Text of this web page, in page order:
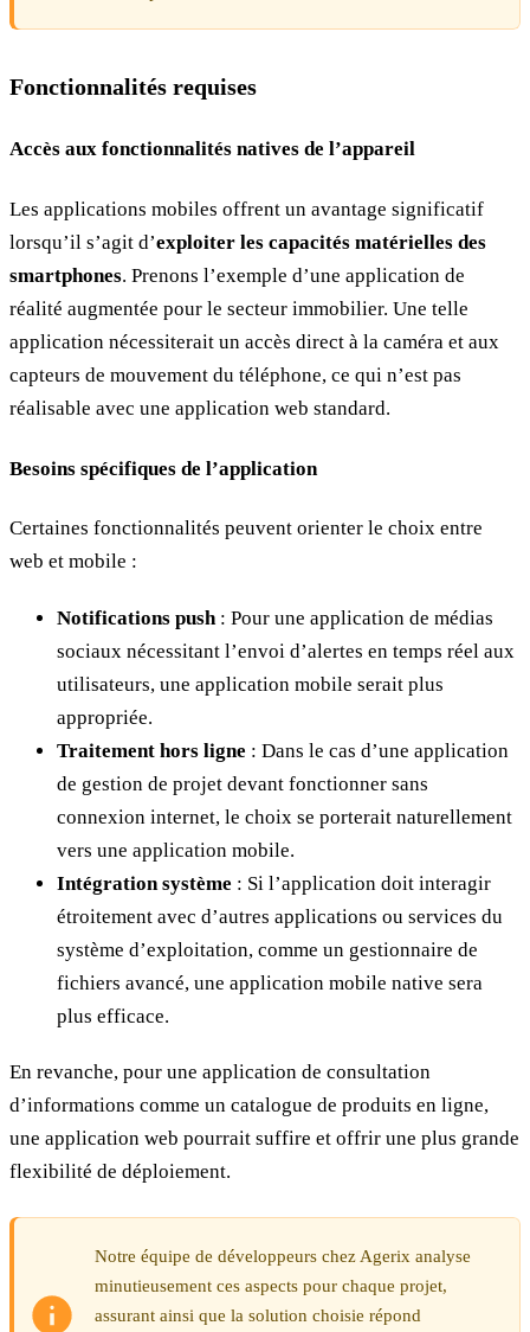
Fonctionnalités requises
Accès aux fonctionnalités natives de l’appareil
Les applications mobiles offrent un avantage significatif
lorsqu’il s’agit d’exploiter les capacités matérielles des
smartphones. Prenons l’exemple d’une application de
réalité augmentée pour le secteur immobilier. Une telle
application nécessiterait un accès direct à la caméra et aux
capteurs de mouvement du téléphone, ce qui n’est pas
réalisable avec une application web standard.
Besoins spécifiques de l’application
Certaines fonctionnalités peuvent orienter le choix entre
web et mobile :
Notifications push : Pour une application de médias
sociaux nécessitant l’envoi d’alertes en temps réel aux
utilisateurs, une application mobile serait plus
appropriée.
Traitement hors ligne : Dans le cas d’une application
de gestion de projet devant fonctionner sans
connexion internet, le choix se porterait naturellement
vers une application mobile.
Intégration système : Si l’application doit interagir
étroitement avec d’autres applications ou services du
système d’exploitation, comme un gestionnaire de
fichiers avancé, une application mobile native sera
plus efficace.
En revanche, pour une application de consultation
d’informations comme un catalogue de produits en ligne,
une application web pourrait suffire et offrir une plus grande
flexibilité de déploiement.
Notre équipe de développeurs chez Agerix analyse
minutieusement ces aspects pour chaque projet,
assurant ainsi que la solution choisie répond